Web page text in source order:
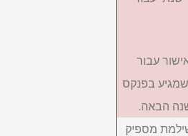
עבור
בפנקס
הבאה.
מספיק